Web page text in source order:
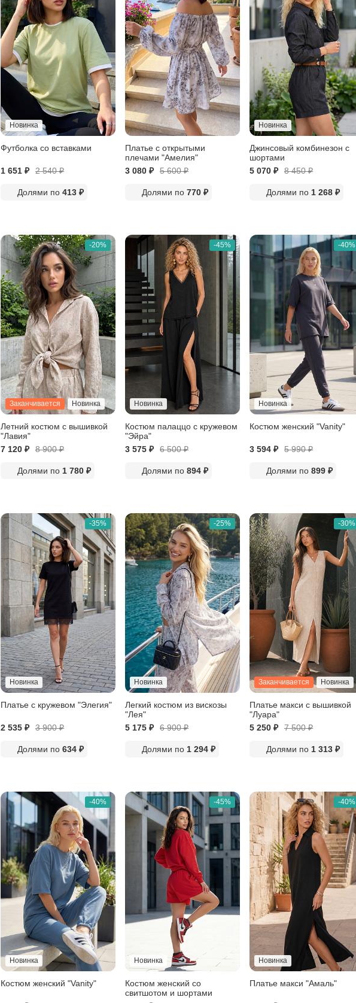
Новинка
Футболка со вставками
1 651 ₽ 2 540₽
Долями по 413 ₽
Платье c открытыми
плечами "Амелия"
3 080 ₽
5 600₽
Долями по 770 ₽
Новинка
Джинсовый комбинезон с
шортами
5 070 ₽
8 450₽
Долями по 1 268 ₽
-20%
Заканчивается Новинка
Летний костюм с вышивкой
"Лавия"
7 120 ₽
8 900₽
Долями по 1 780 ₽
-45%
Новинка
Костюм палаццо с кружевом
"Эйра"
3 575 ₽
6 500₽
Долями по 894 ₽
-40%
Новинка
Костюм женский "Vanity"
3 594 ₽ 5 990₽
Долями по 899 ₽
-35%
Новинка
Платье с кружевом "Элегия"
2 535 ₽ 3 900₽
Долями по 634 ₽
-25%
Новинка
Легкий костюм из вискозы
"Лея"
5 175 ₽
6 900₽
Долями по 1 294 ₽
-30%
Заканчивается Новинка
Платье макси с вышивкой
"Луара"
5 250 ₽
7 500₽
Долями по 1 313 ₽
-40%
Новинка
Костюм женский "Vanity"
-45%
Новинка
Костюм женский со
свитшотом и шортами
-40%
Новинка
Платье макси "Амаль"